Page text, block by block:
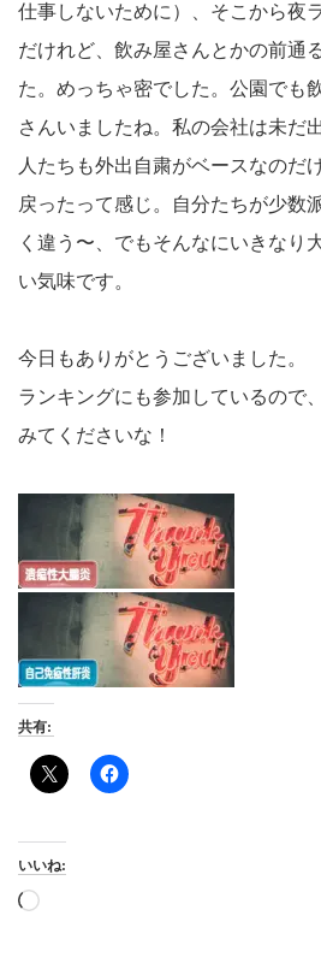
仕事しないために）、そこから夜
だけれど、飲み屋さんとかの前通
た。めっちゃ密でした。公園でも
さんいましたね。私の会社は未だ
人たちも外出自粛がベースなのだ
戻ったって感じ。自分たちが少数
く違う〜、でもそんなにいきなり
い気味です。
今日もありがとうございました。
ランキングにも参加しているので
みてくださいな！
共有:
いいね:
読